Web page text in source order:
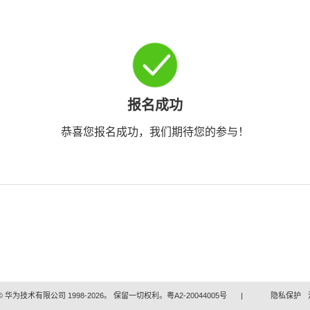
报名成功
恭喜您报名成功，我们期待您的参与！
华为技术有限公司 1998-2026。 保留一切权利。粤A2-20044005号 | 隐私保护